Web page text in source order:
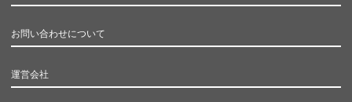
お問い合わせについて
運営会社